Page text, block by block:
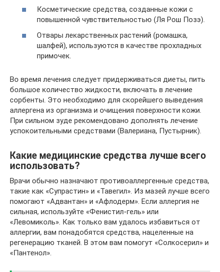
Косметические средства, созданные кожи с
повышенной чувствительностью (Ля Рош Позэ).
Отвары лекарственных растений (ромашка,
шалфей), используются в качестве прохладных
примочек.
Во время лечения следует придерживаться диеты, пить
большое количество жидкости, включать в лечение
сорбенты. Это необходимо для скорейшего выведения
аллергена из организма и очищения поверхности кожи.
При сильном зуде рекомендовано дополнять лечение
успокоительными средствами (Валериана, Пустырник).
Какие медицинские средства лучше всего
использовать?
Врачи обычно назначают противоаллергенные средства,
такие как «Супрастин» и «Тавегил». Из мазей лучше всего
помогают «Адвантан» и «Афлодерм». Если аллергия не
сильная, используйте «Фенистил-гель» или
«Левомиколь». Как только вам удалось избавиться от
аллергии, вам понадобятся средства, нацеленные на
регенерацию тканей. В этом вам помогут «Солкосерил» и
«Пантенол».